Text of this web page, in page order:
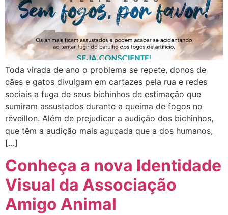
Toda virada de ano o problema se repete, donos de
cães e gatos divulgam em cartazes pela rua e redes
sociais a fuga de seus bichinhos de estimação que
sumiram assustados durante a queima de fogos no
réveillon. Além de prejudicar a audição dos bichinhos,
que têm a audição mais aguçada que a dos humanos,
[…]
Conheça a nova Identidade
Visual da Associação
Amigo Animal